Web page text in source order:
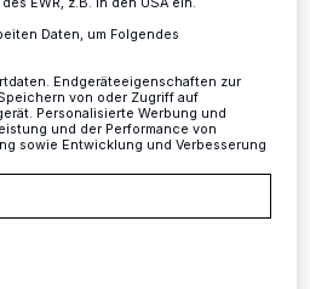
wird die 15. Mettmanner
St. Lambertusturm
Eine Minute Lesezeit
EWR, z.B. in den USA ein.
Daten, um Folgendes
Endgeräteeigenschaften zur
von oder Zugriff auf
Personalisierte Werbung und
und der Performance von
sowie Entwicklung und Verbesserung